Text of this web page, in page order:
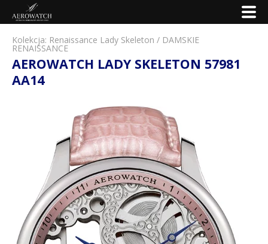
Kolekcja: Renaissance Lady Skeleton / DAMSKIE
RENAISSANCE
AEROWATCH LADY SKELETON 57981
AA14